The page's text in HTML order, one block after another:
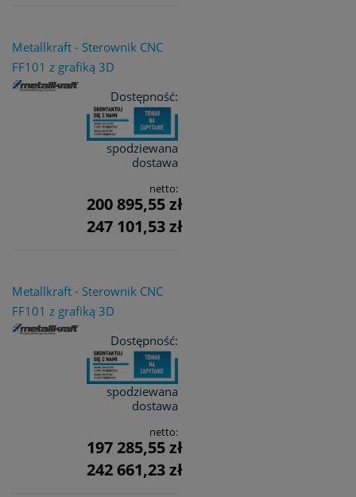
Metallkraft - Sterownik CNC
FF101 z grafiką 3D
Dostępność:
spodziewana
dostawa
netto:
200 895,55 zł
247 101,53 zł
Metallkraft - Sterownik CNC
FF101 z grafiką 3D
Dostępność:
spodziewana
dostawa
netto:
197 285,55 zł
242 661,23 zł